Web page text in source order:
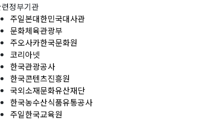
정부기관
주일본대한민국대사관
문화체육관광부
주오사카한국문화원
코리아넷
한국관광공사
한국콘텐츠진흥원
국외소재문화유산재단
한국농수산식품유통공사
주일한국교육원